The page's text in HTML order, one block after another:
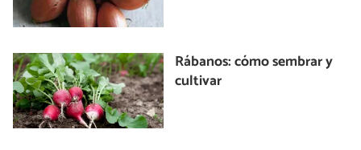
Rábanos: cómo sembrar y
cultivar